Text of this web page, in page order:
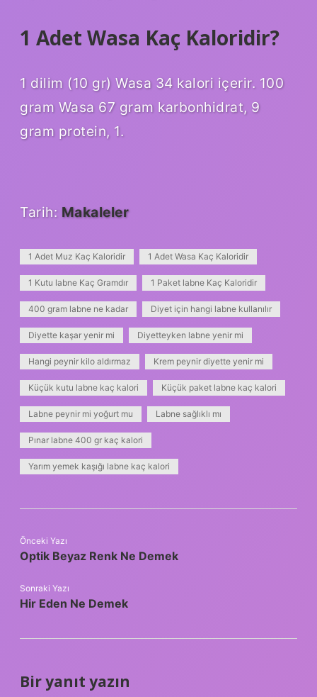
1 Adet Wasa Kaç Kaloridir?
1 dilim (10 gr) Wasa 34 kalori içerir. 100
gram Wasa 67 gram karbonhidrat, 9
gram protein, 1.
Tarih: Makaleler
1 Adet Muz Kaç Kaloridir 1 Adet Wasa Kaç Kaloridir
1 Kutu labne Kaç Gramdır 1 Paket labne Kaç Kaloridir
400 gram labne ne kadar Diyet için hangi labne kullanılır
Diyette kaşar yenir mi Diyetteyken labne yenir mi
Hangi peynir kilo aldırmaz Krem peynir diyette yenir mi
Küçük kutu labne kaç kalori Küçük paket labne kaç kalori
Labne peynir mi yoğurt mu Labne sağlıklı mı
Pınar labne 400 gr kaç kalori
Yarım yemek kaşığı labne kaç kalori
Önceki Yazı
Optik Beyaz Renk Ne Demek
Sonraki Yazı
Hir Eden Ne Demek
Bir yanıt yazın